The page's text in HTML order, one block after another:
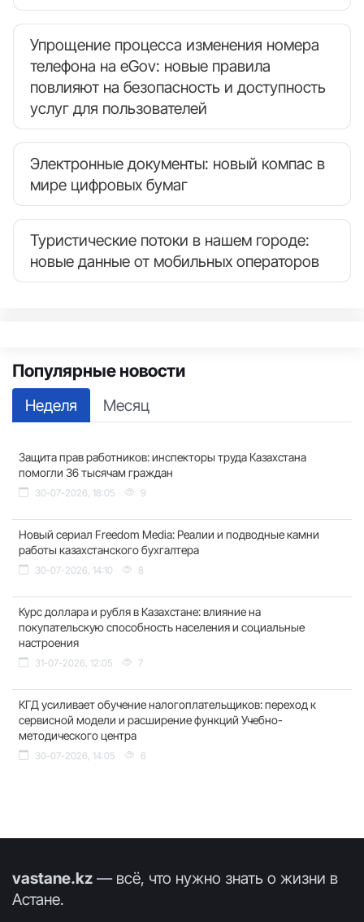
Упрощение процесса изменения номера
телефона на eGov: новые правила
повлияют на безопасность и доступность
услуг для пользователей
Электронные документы: новый компас в
мире цифровых бумаг
Туристические потоки в нашем городе:
новые данные от мобильных операторов
Популярные новости
Неделя Месяц
Защита прав работников: инспекторы труда Казахстана
помогли 36 тысячам граждан
30-07-2026, 18:05 9
Новый сериал Freedom Media: Реалии и подводные камни
работы казахстанского бухгалтера
30-07-2026, 14:10 8
Курс доллара и рубля в Казахстане: влияние на
покупательскую способность населения и социальные
настроения
31-07-2026, 12:05 7
КГД усиливает обучение налогоплательщиков: переход к
сервисной модели и расширение функций Учебно-
методического центра
30-07-2026, 14:05 6
vastane.kz — всё, что нужно знать о жизни в
Астане.